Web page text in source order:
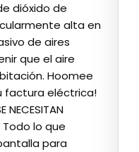
dióxido de
alta en
de aires
que el aire
Hoomee
factura eléctrica!
NECESITAN
Todo lo que
para